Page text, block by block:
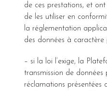
de ces prestations, et
de les utiliser en
la réglementation
des données à caractère
– si la loi l’exige, la
transmission de
réclamations présentées